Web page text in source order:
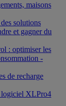
maisons
solutions
et gagner du
: optimiser les
-
de recharge
logiciel XLPro4